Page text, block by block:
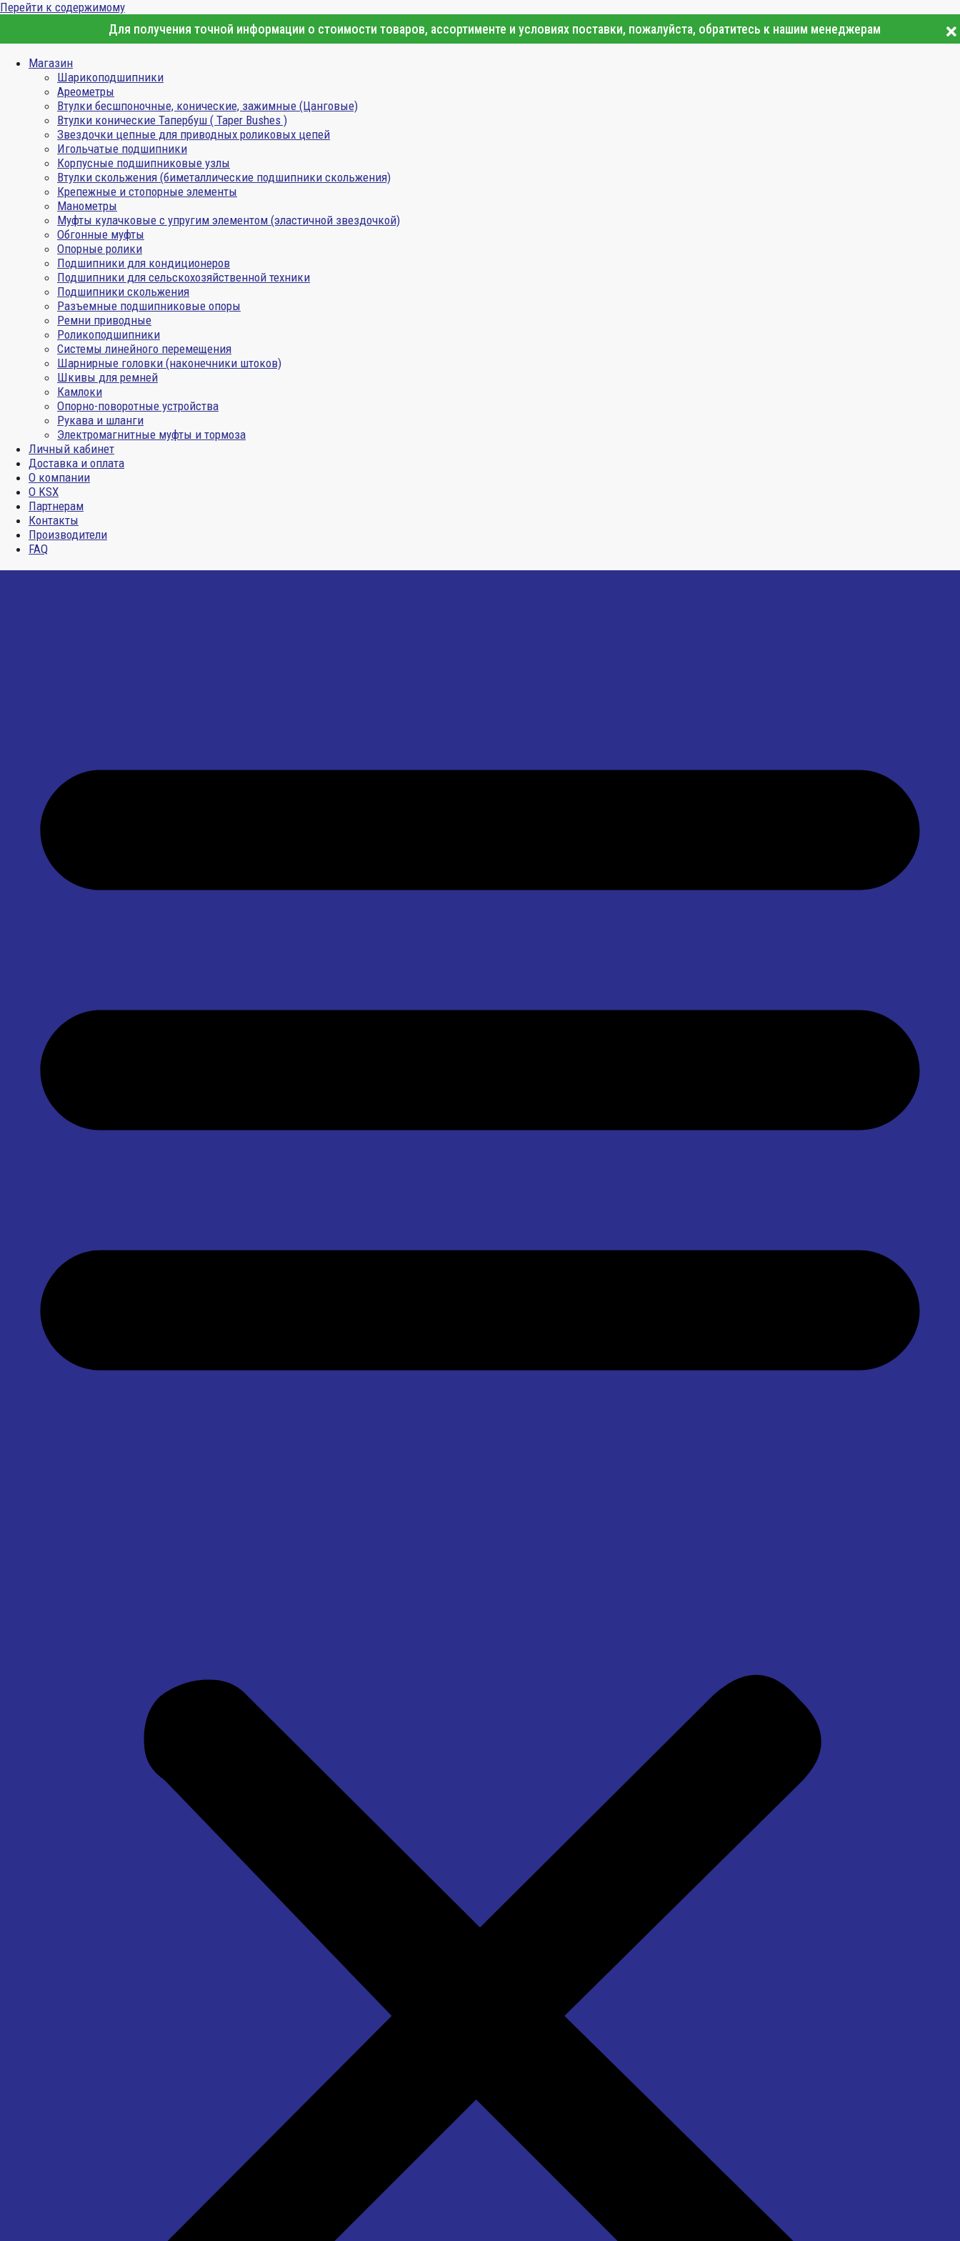
Перейти к содержимому
Для получения точной информации о стоимости товаров, ассортименте и условиях поставки, пожалуйста, обратитесь к нашим менеджерам
Магазин
Шарикоподшипники
Ареометры
Втулки бесшпоночные, конические, зажимные (Цанговые)
Втулки конические Тапербуш ( Taper Bushes )
Звездочки цепные для приводных роликовых цепей
Игольчатые подшипники
Корпусные подшипниковые узлы
Втулки скольжения (биметаллические подшипники скольжения)
Крепежные и стопорные элементы
Манометры
Муфты кулачковые с упругим элементом (эластичной звездочкой)
Обгонные муфты
Опорные ролики
Подшипники для кондиционеров
Подшипники для сельскохозяйственной техники
Подшипники скольжения
Разъемные подшипниковые опоры
Ремни приводные
Роликоподшипники
Системы линейного перемещения
Шарнирные головки (наконечники штоков)
Шкивы для ремней
Камлоки
Опорно-поворотные устройства
Рукава и шланги
Электромагнитные муфты и тормоза
Личный кабинет
Доставка и оплата
О компании
О KSX
Партнерам
Контакты
Производители
FAQ